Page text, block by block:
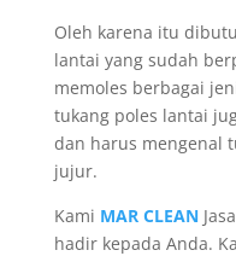
Oleh karena itu
lantai yang sudah
memoles berbagai
tukang poles lantai
dan harus mengenal
jujur.
Kami MAR CLEAN
hadir kepada Anda.